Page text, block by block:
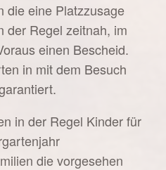
die eine Platzzusage
der Regel zeitnah, im
einen Bescheid.
in mit dem Besuch
in der Regel Kinder für
die vorgesehen